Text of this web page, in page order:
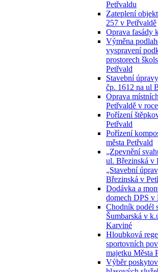
Petřvaldu
Zateplení
257 v Petřvaldě
Oprava fasády
Výměna
vyspravení
prostorech
Petřvald
Stavební
čp. 1612 na ul
Oprava
Petřvaldě v
Pořízení
Petřvald
Pořízení
města Petřvald
„Zpevnění
ul. Březinská v
„Stavební
Březinská v
Dodávka a
domech DPS v
Chodník podél
Šumbarská v
Karviné
Hloubková
sportovních
majetku Města
Výběr